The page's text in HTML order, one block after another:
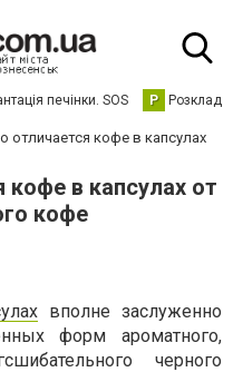
печінки. SOS Р Розклад
отличается кофе в капсулах
в капсулах от
кофе
вполне заслуженно
форм ароматного,
черного